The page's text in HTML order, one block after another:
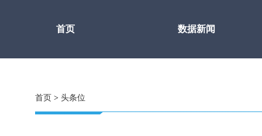
首页 数据新闻
首页 > 头条位